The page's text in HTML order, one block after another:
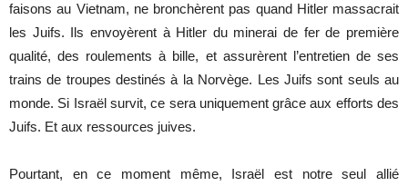
faisons au Vietnam, ne bronchèrent pas quand Hitler massacrait
les Juifs. Ils envoyèrent à Hitler du minerai de fer de première
qualité, des roulements à bille, et assurèrent l’entretien de ses
trains de troupes destinés à la Norvège. Les Juifs sont seuls au
monde. Si Israël survit, ce sera uniquement grâce aux efforts des
Juifs. Et aux ressources juives.
Pourtant, en ce moment même, Israël est notre seul allié